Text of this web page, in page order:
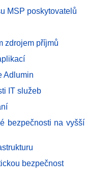
MSP poskytovatelů
zdrojem příjmů
Adlumin
IT služeb
bezpečnosti na vyšší
bezpečnost